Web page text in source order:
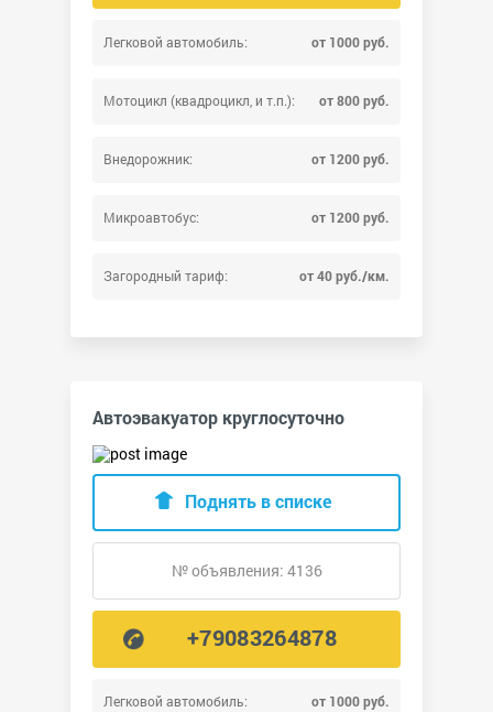
Легковой автомобиль: от 1000 руб.
Мотоцикл (квадроцикл, и т.п.): от 800 руб.
Внедорожник: от 1200 руб.
Микроавтобус: от 1200 руб.
Загородный тариф: от 40 руб./км.
Автоэвакуатор круглосуточно
Легковой автомобиль: от 1000 руб.
Поднять в списке
№ объявления: 4136
+79083264878